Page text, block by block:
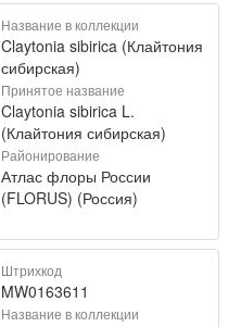
Название в коллекции
Claytonia sibirica (Клайтония
сибирская)
Принятое название
Claytonia sibirica L.
(Клайтония сибирская)
Районирование
Атлас флоры России
(FLORUS) (Россия)
Штрихкод
MW0163611
Название в коллекции